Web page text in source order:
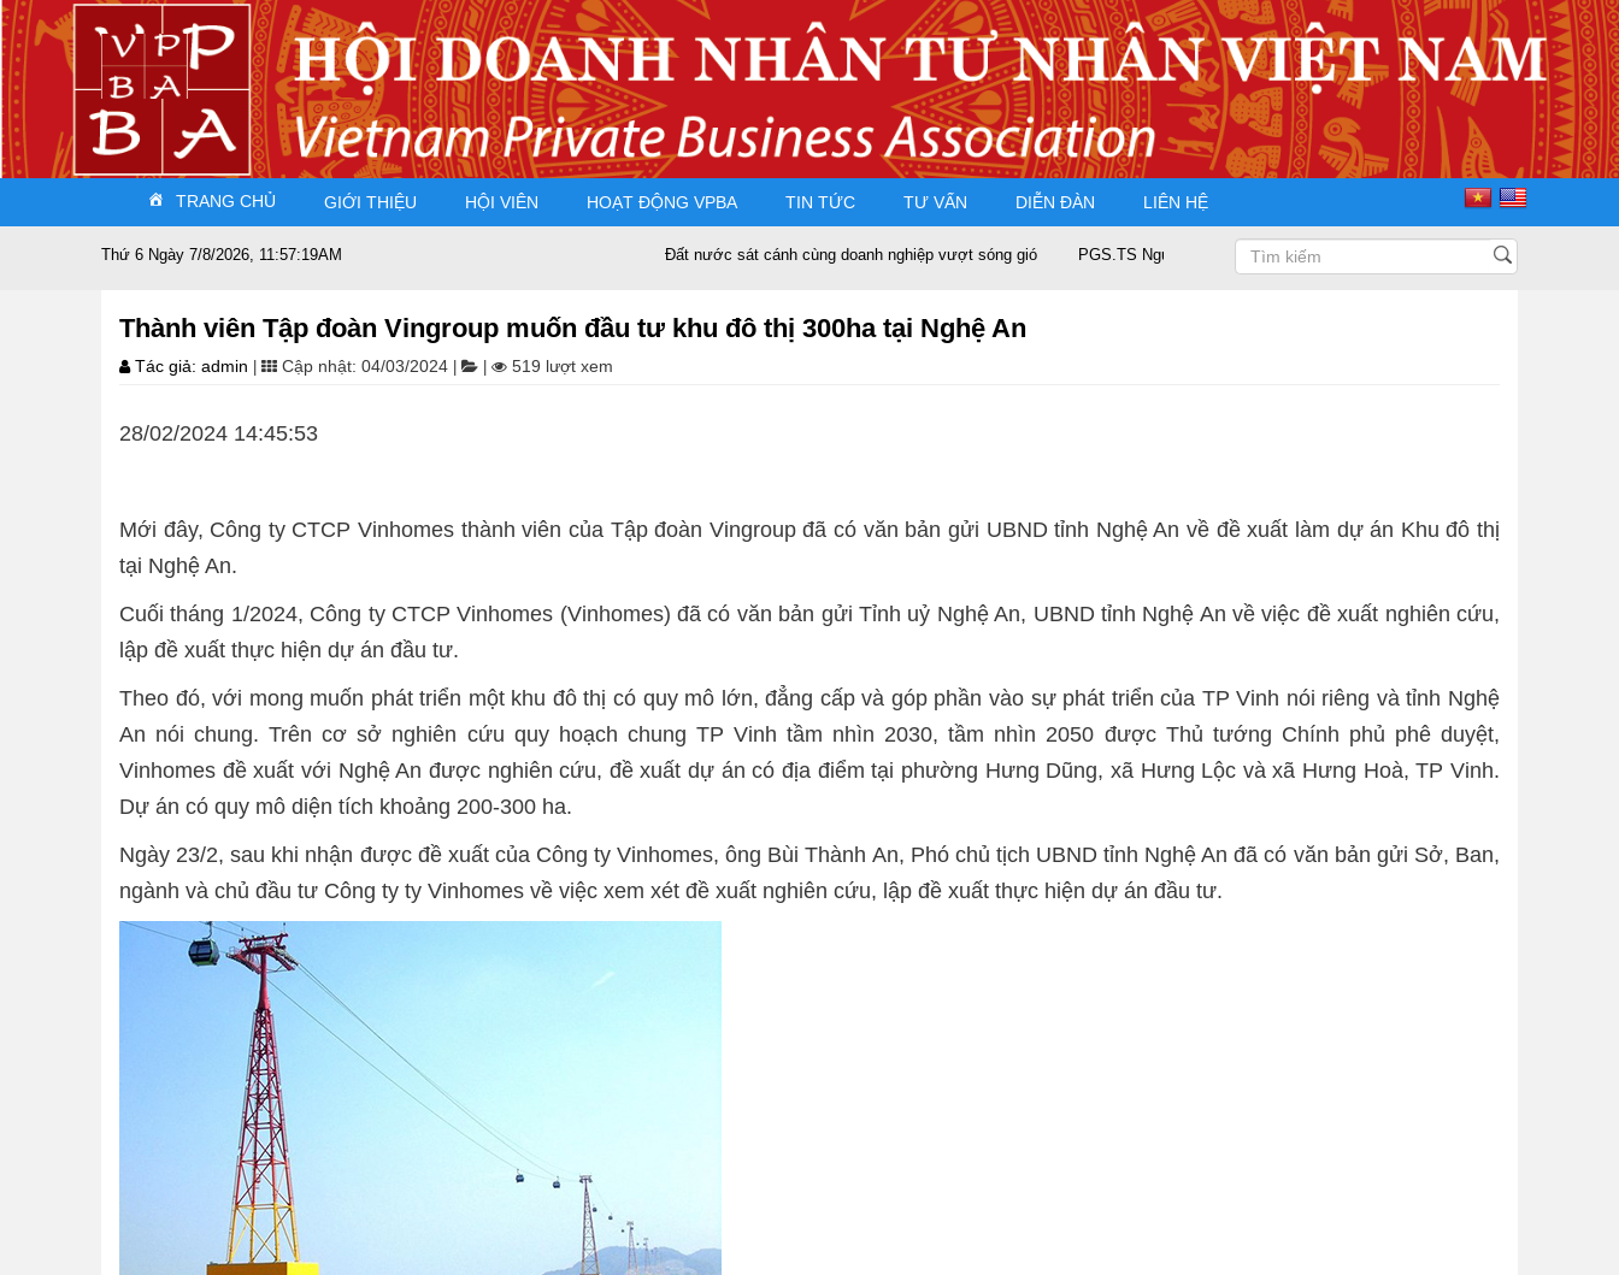
TRANG CHỦ GIỚI THIỆU HỘI VIÊN HOẠT ĐỘNG VPBA TIN TỨC TƯ VẤN DIỄN ĐÀN LIÊN HỆ
Thứ 6 Ngày 7/8/2026, 11:57:19AM Đất nước sát cánh cùng doanh nghiệp vượt sóng gió PGS.TS Nguyễn Trọng Điều tái đắc cử Chủ tịch Hội Doanh nhân Tư nhân Việt
Thành viên Tập đoàn Vingroup muốn đầu tư khu đô thị 300ha tại Nghệ An
Tác giả: admin Cập nhật: 04/03/2024 519 lượt xem
28/02/2024 14:45:53
Mới đây, Công ty CTCP Vinhomes thành viên của Tập đoàn Vingroup đã có văn bản gửi UBND tỉnh Nghệ An về đề xuất làm dự án Khu đô thị
tại Nghệ An.
Cuối tháng 1/2024, Công ty CTCP Vinhomes (Vinhomes) đã có văn bản gửi Tỉnh uỷ Nghệ An, UBND tỉnh Nghệ An về việc đề xuất nghiên cứu,
lập đề xuất thực hiện dự án đầu tư.
Theo đó, với mong muốn phát triển một khu đô thị có quy mô lớn, đẳng cấp và góp phần vào sự phát triển của TP Vinh nói riêng và tỉnh Nghệ
An nói chung. Trên cơ sở nghiên cứu quy hoạch chung TP Vinh tầm nhìn 2030, tầm nhìn 2050 được Thủ tướng Chính phủ phê duyệt,
Vinhomes đề xuất với Nghệ An được nghiên cứu, đề xuất dự án có địa điểm tại phường Hưng Dũng, xã Hưng Lộc và xã Hưng Hoà, TP Vinh.
Dự án có quy mô diện tích khoảng 200-300 ha.
Ngày 23/2, sau khi nhận được đề xuất của Công ty Vinhomes, ông Bùi Thành An, Phó chủ tịch UBND tỉnh Nghệ An đã có văn bản gửi Sở, Ban,
ngành và chủ đầu tư Công ty ty Vinhomes về việc xem xét đề xuất nghiên cứu, lập đề xuất thực hiện dự án đầu tư.